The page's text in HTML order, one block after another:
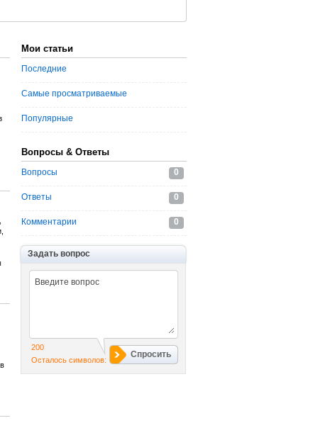
Мои статьи
Последние
Самые просматриваемые
Популярные
Вопросы & Ответы
Вопросы 0
Ответы 0
Комментарии 0
Задать вопрос
Спросить
200
Осталось символов: